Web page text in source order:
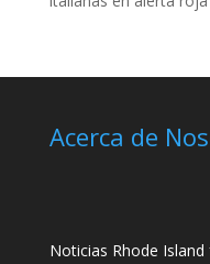
Acerca de
Noticias Rhode